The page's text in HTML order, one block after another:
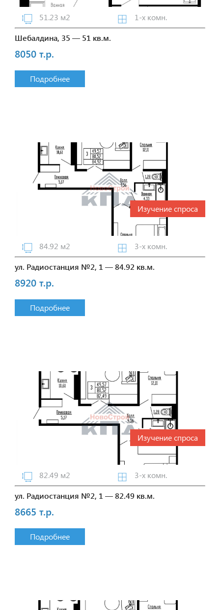
51.23 м2
1-х комн.
Шебалдина, 35 — 51 кв.м.
8050 т.р.
Подробнее
Изучение спроса
84.92 м2
3-х комн.
ул. Радиостанция №2, 1 — 84.92 кв.м.
8920 т.р.
Подробнее
Изучение спроса
82.49 м2
3-х комн.
ул. Радиостанция №2, 1 — 82.49 кв.м.
8665 т.р.
Подробнее